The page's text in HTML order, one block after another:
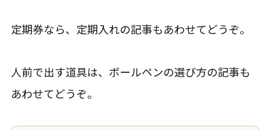
定期券なら、定期入れの記事もあわせてどうぞ。
人前で出す道具は、ボールペンの選び方の記事も
あわせてどうぞ。